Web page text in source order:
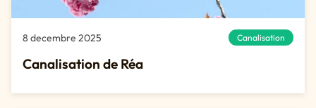
8 decembre 2025 Canalisation
Canalisation de Réa